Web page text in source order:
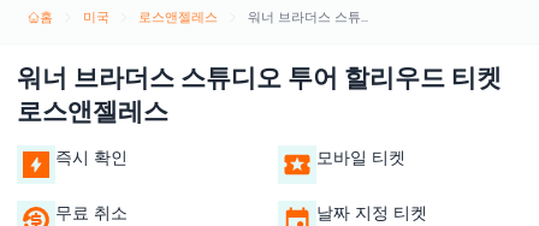
홈 미국 로스앤젤레스 워너 브라더스 스튜디오 투어 할리우드 티켓 로스앤젤레스
워너 브라더스 스튜디오 투어 할리우드 티켓
로스앤젤레스
즉시 확인 모바일 티켓
무료 취소 날짜 지정 티켓